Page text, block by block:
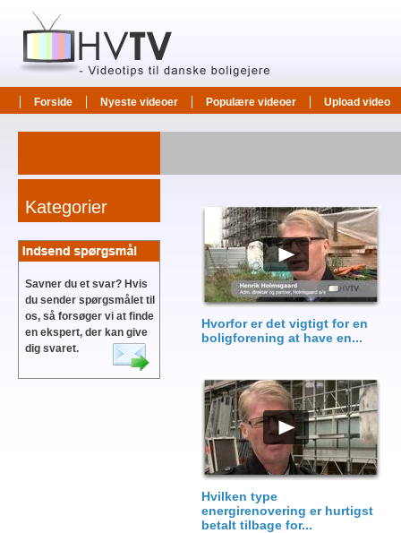
Forside Nyeste videoer Populære videoer Upload video
Kategorier
Savner du et svar? Hvis
du sender spørgsmålet til
os, så forsøger vi at finde
en ekspert, der kan give
dig svaret.
Hvorfor er det vigtigt for en
boligforening at have en...
Hvilken type
energirenovering er hurtigst
betalt tilbage for...